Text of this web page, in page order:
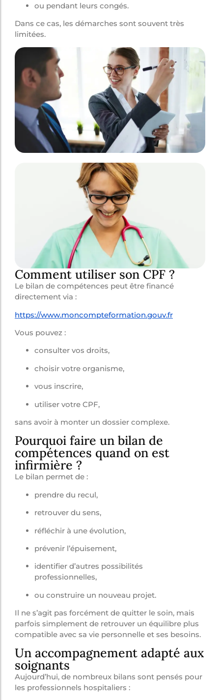
ou pendant leurs congés.
Dans ce cas, les démarches sont souvent très
limitées.
Comment utiliser son CPF ?
Le bilan de compétences peut être financé
directement via :
https://www.moncompteformation.gouv.fr
Vous pouvez :
consulter vos droits,
choisir votre organisme,
vous inscrire,
utiliser votre CPF,
sans avoir à monter un dossier complexe.
Pourquoi faire un bilan de
compétences quand on est
infirmière ?
Le bilan permet de :
prendre du recul,
retrouver du sens,
réfléchir à une évolution,
prévenir l’épuisement,
identifier d’autres possibilités
professionnelles,
ou construire un nouveau projet.
Il ne s’agit pas forcément de quitter le soin, mais
parfois simplement de retrouver un équilibre plus
compatible avec sa vie personnelle et ses besoins.
Un accompagnement adapté aux
soignants
Aujourd’hui, de nombreux bilans sont pensés pour
les professionnels hospitaliers :